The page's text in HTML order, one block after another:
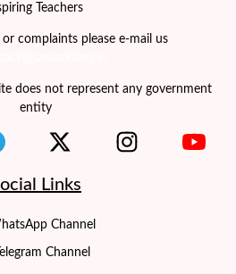
Teachers
complaints please e-mail us
does not represent any government
entity
Links
Channel
Telegram Channel